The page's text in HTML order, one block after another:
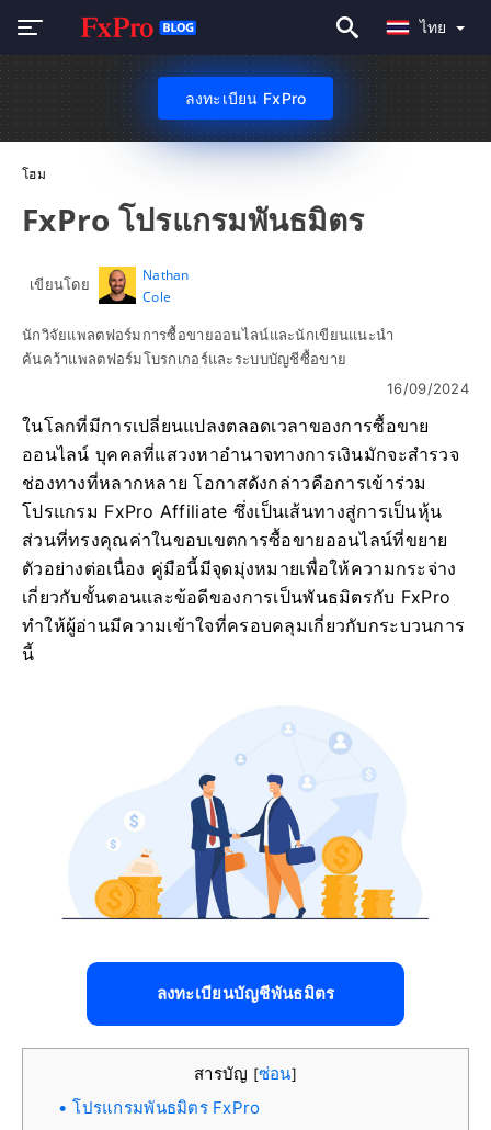
ไทย
ลงทะเบียน FxPro
โฮม
FxPro โปรแกรมพันธมิตร
เขียนโดย
Nathan
Cole
นักวิจัยแพลตฟอร์มการซื้อขายออนไลน์และนักเขียนแนะนำ
ค้นคว้าแพลตฟอร์มโบรกเกอร์และระบบบัญชีซื้อขาย
16/09/2024
ในโลกที่มีการเปลี่ยนแปลงตลอดเวลาของการซื้อขาย
ออนไลน์ บุคคลที่แสวงหาอำนาจทางการเงินมักจะสำรวจ
ช่องทางที่หลากหลาย โอกาสดังกล่าวคือการเข้าร่วม
โปรแกรม FxPro Affiliate ซึ่งเป็นเส้นทางสู่การเป็นหุ้น
ส่วนที่ทรงคุณค่าในขอบเขตการซื้อขายออนไลน์ที่ขยาย
ตัวอย่างต่อเนื่อง คู่มือนี้มีจุดมุ่งหมายเพื่อให้ความกระจ่าง
เกี่ยวกับขั้นตอนและข้อดีของการเป็นพันธมิตรกับ FxPro
ทำให้ผู้อ่านมีความเข้าใจที่ครอบคลุมเกี่ยวกับกระบวนการ
นี้
ลงทะเบียนบัญชีพันธมิตร
สารบัญ [ซ่อน]
โปรแกรมพันธมิตร FxPro